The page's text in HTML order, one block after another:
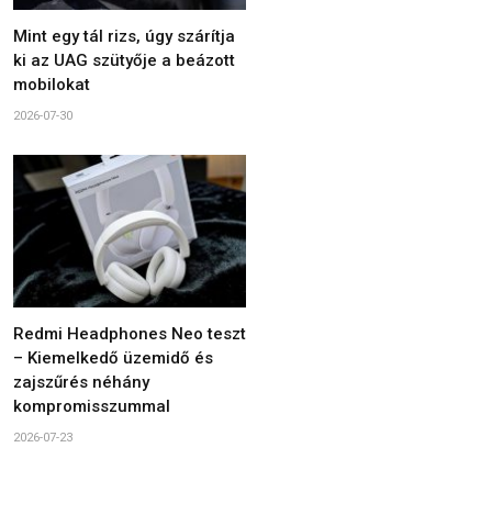
Mint egy tál rizs, úgy szárítja
ki az UAG szütyője a beázott
mobilokat
2026-07-30
Redmi Headphones Neo teszt
– Kiemelkedő üzemidő és
zajszűrés néhány
kompromisszummal
2026-07-23